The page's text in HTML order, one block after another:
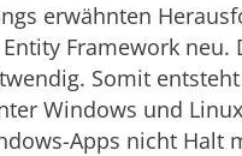
erwähnten
Framework
Somit
Windows und
Apps nicht Halt